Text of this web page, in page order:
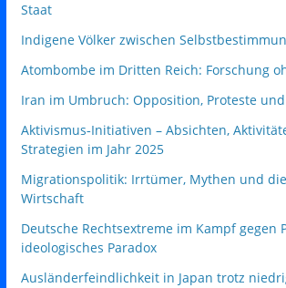
Staat
Indigene Völker zwischen
Atombombe im Dritten Reich: Forschung
Iran im Umbruch: Opposition, Proteste
Aktivismus‑Initiativen – Absichten,
Strategien im Jahr 2025
Migrationspolitik: Irrtümer, Mythen und
Wirtschaft
Deutsche Rechtsextreme im Kampf gegen
ideologisches Paradox
Ausländerfeindlichkeit in Japan trotz